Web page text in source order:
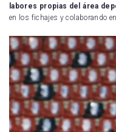
labores propias del área
en los fichajes y colaborando